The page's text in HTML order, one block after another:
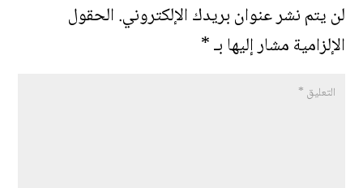
لن يتم نشر عنوان بريدك الإلكتروني.الحقول
الإلزامية مشار إليها بـ*